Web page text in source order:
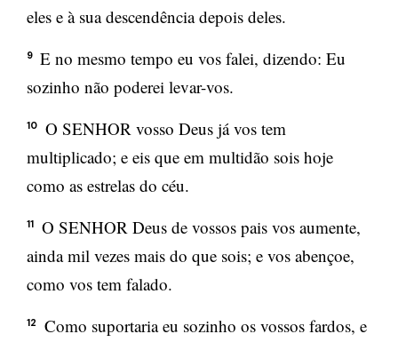
eles e à sua descendência depois deles.
9
E no mesmo tempo eu vos falei, dizendo: Eu
sozinho não poderei levar-vos.
10
O SENHOR vosso Deus já vos tem
multiplicado; e eis que em multidão sois hoje
como as estrelas do céu.
11
O SENHOR Deus de vossos pais vos aumente,
ainda mil vezes mais do que sois; e vos abençoe,
como vos tem falado.
12
Como suportaria eu sozinho os vossos fardos, e